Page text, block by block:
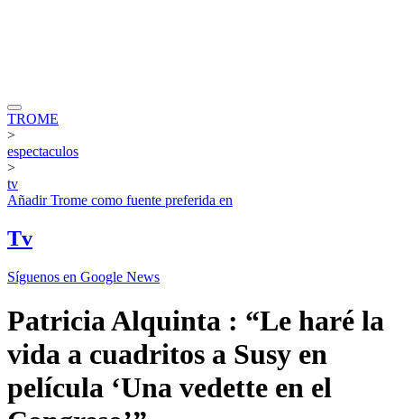
TROME
>
espectaculos
>
tv
AñadirTrome como fuente preferida en
Tv
Síguenos en Google News
Patricia Alquinta : “Le haré la
vida a cuadritos a Susy en
película ‘Una vedette en el